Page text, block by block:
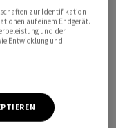
, Amazon ,
zufriedengestellt,
Markets. «Das
Am
zur Identifikation
auf einem Endgerät.
und der
Entwicklung und